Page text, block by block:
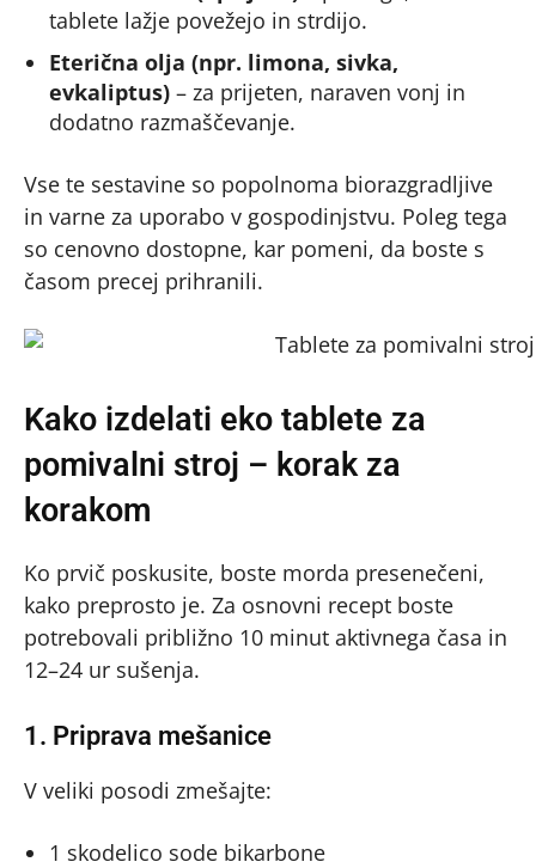
tablete lažje povežejo in strdijo.
Eterična olja (npr. limona, sivka,
evkaliptus) – za prijeten, naraven vonj in
dodatno razmaščevanje.
Vse te sestavine so popolnoma biorazgradljive
in varne za uporabo v gospodinjstvu. Poleg tega
so cenovno dostopne, kar pomeni, da boste s
časom precej prihranili.
Kako izdelati eko tablete za
pomivalni stroj – korak za
korakom
Ko prvič poskusite, boste morda presenečeni,
kako preprosto je. Za osnovni recept boste
potrebovali približno 10 minut aktivnega časa in
12–24 ur sušenja.
1. Priprava mešanice
V veliki posodi zmešajte:
1 skodelico sode bikarbone